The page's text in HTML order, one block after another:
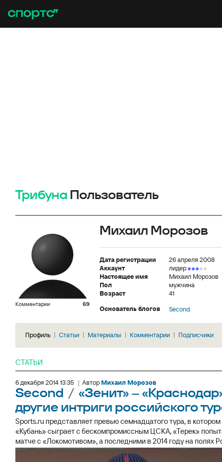
Трибуна Пользователь
Комментарии 69
Михаил Морозов
Дата регистрации
26 апреля 2008
Аккаунт
лидер
Настоящее имя
Михаил Морозов
Пол
мужчина
Возраст
41
Основатель блогов
Second
Профиль Статьи Материалы Комментарии Подписчики
СТАТЬИ
6 декабря 2014 13:35 | АвторМихаил Морозов
Second / «Зенит» –
другие интриги российского
Sports.ru представляет превью семнадцатого тура, в
«Кубань» сыграет с бескомпромиссным ЦСКА, «Терек»
матче с «Локомотивом», а последними в 2014 году на полях